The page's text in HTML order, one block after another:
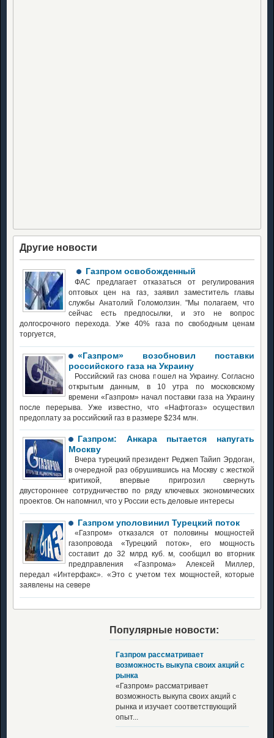
Другие новости
Газпром освобожденный
ФАС предлагает отказаться от регулирования
оптовых цен на газ, заявил заместитель главы
службы Анатолий Голомолзин. "Мы полагаем, что
сейчас есть предпосылки, и это не вопрос
долгосрочного перехода. Уже 40% газа по свободным ценам
торгуется,
«Газпром» возобновил поставки
российского газа на Украину
Российский газ снова пошел на Украину. Согласно
открытым данным, в 10 утра по московскому
времени «Газпром» начал поставки газа на Украину
после перерыва. Уже известно, что «Нафтогаз» осуществил
предоплату за российский газ в размере $234 млн.
Газпром: Анкара пытается напугать
Москву
Вчера турецкий президент Реджеп Тайип Эрдоган,
в очередной раз обрушившись на Москву с жесткой
критикой, впервые пригрозил свернуть
двустороннее сотрудничество по ряду ключевых экономических
проектов. Он напомнил, что у России есть деловые интересы
Газпром уполовинил Турецкий поток
«Газпром» отказался от половины мощностей
газопровода «Турецкий поток», его мощность
составит до 32 млрд куб. м, сообщил во вторник
предправления «Газпрома» Алексей Миллер,
передал «Интерфакс». «Это с учетом тех мощностей, которые
заявлены на севере
Популярные новости:
Газпром рассматривает
возможность выкупа своих акций с
рынка
«Газпром» рассматривает
возможность выкупа своих акций с
рынка и изучает соответствующий
опыт...